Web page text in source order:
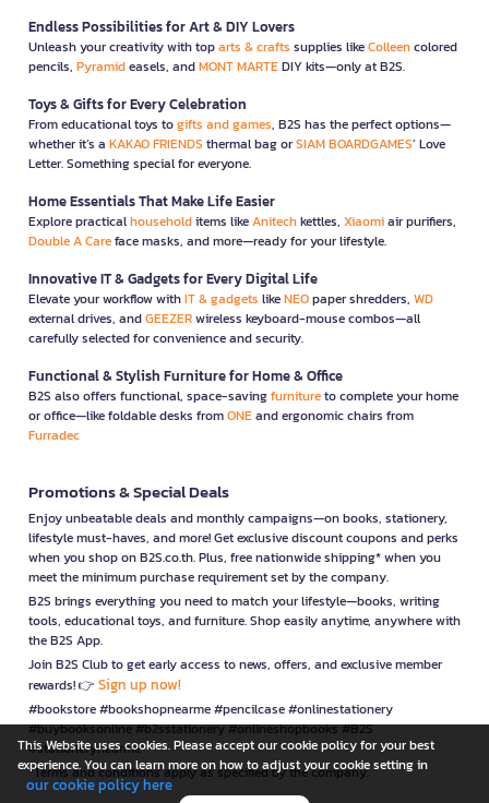
Endless Possibilities for Art & DIY Lovers
Unleash your creativity with toparts & crafts supplies likeColleencolored
pencils, Pyramideasels, andMONT MARTEDIY kits—only at B2S.
Toys & Gifts for Every Celebration
From educational toys togifts and games, B2S has the perfect options—
whether it’s a KAKAO FRIENDS thermal bag orSIAM BOARDGAMES’ Love
Letter. Something special for everyone.
Home Essentials That Make Life Easier
Explore practicalhouseholditems likeAnitechkettles, Xiaomiair purifiers,
Double A Careface masks, and more—ready for your lifestyle.
Innovative IT & Gadgets for Every Digital Life
Elevate your workflow withIT & gadgets likeNEOpaper shredders, WD
external drives, andGEEZERwireless keyboard-mouse combos—all
carefully selected for convenience and security.
Functional & Stylish Furniture for Home & Office
B2S also offers functional, space-savingfurnitureto complete your home
or office—like foldable desks fromONEand ergonomic chairs from
Furradec
Promotions & Special Deals
Enjoy unbeatable deals and monthly campaigns—on books, stationery,
lifestyle must-haves, and more! Get exclusive discount coupons and perks
when you shop on B2S.co.th. Plus, free nationwide shipping* when you
meet the minimum purchase requirement set by the company.
B2S brings everything you need to match your lifestyle—books, writing
tools, educational toys, and furniture. Shop easily anytime, anywhere with
the B2S App.
Join B2S Club to get early access to news, offers, and exclusive member
rewards! 👉 Sign up now!
#bookstore #bookshopnearme #pencilcase #onlinestationery
#buybooksonline #b2sstationery #onlineshopbooks #B2S
#stationerynearme
*Terms and conditions apply as specified by the company.
This Website uses cookies. Please accept our cookie policy for your best
experience. You can learn more on how to adjust your cookie setting in
our cookie policy here